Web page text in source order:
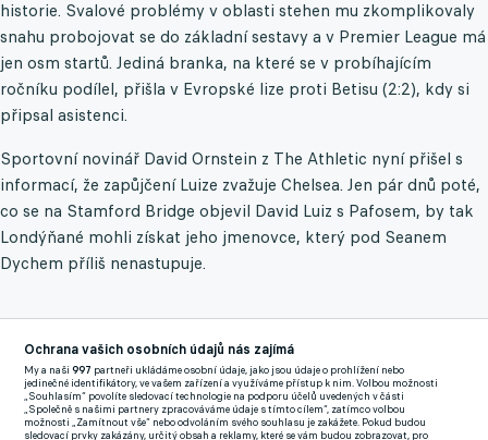
historie. Svalové problémy v oblasti stehen mu zkomplikovaly
snahu probojovat se do základní sestavy a v Premier League má
jen osm startů. Jediná branka, na které se v probíhajícím
ročníku podílel, přišla v Evropské lize proti Betisu (2:2), kdy si
připsal asistenci.
Sportovní novinář David Ornstein z The Athletic nyní přišel s
informací, že zapůjčení Luize zvažuje Chelsea. Jen pár dnů poté,
co se na Stamford Bridge objevil David Luiz s Pafosem, by tak
Londýňané mohli získat jeho jmenovce, který pod Seanem
Dychem příliš nenastupuje.
Odchovanec Vasco da Gama je zvažován jako vhodná posila
pro tým Liama Roseniora, který získá potřebnou hloubku kádru
ve středu pole.Rómeo Lavia a Dário Essugo jsou zranění a na
nějakou dobu se s nimi nepočítá. Duo Moisés Caicedo - Enzo
Fernández je vysoce vytěžované. Pod novým koučem dostává
Ochrana vašich osobních údajů nás zajímá
My a naši997 partneři ukládáme osobní údaje, jako jsou údaje o prohlížení nebo
jedinečné identifikátory, ve vašem zařízení a využíváme přístup k nim. Volbou možnosti
„Souhlasím“ povolíte sledovací technologie na podporu účelů uvedených v části
„Společně s našimi partnery zpracováváme údaje s tímto cílem“, zatímco volbou
možnosti „Zamítnout vše“ nebo odvoláním svého souhlasu je zakážete. Pokud budou
sledovací prvky zakázány, určitý obsah a reklamy, které se vám budou zobrazovat, pro